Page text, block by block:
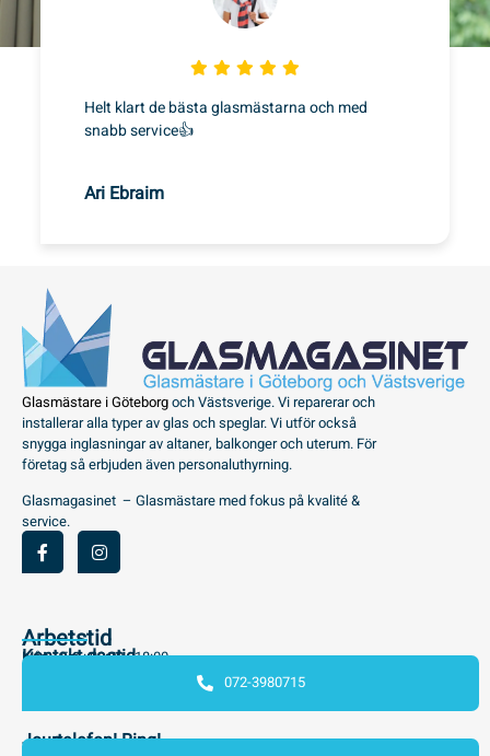
Helt klart de bästa glasmästarna och med
snabb service👍
Ari Ebraim
Glasmästare i Göteborgoch Västsverige. Vi reparerar och
installerar alla typer av glas och speglar. Vi utför också
snygga inglasningar av altaner, balkonger och uterum. För
företag så erbjuden även personaluthyrning.
Glasmagasinet – Glasmästare med fokus på kvalité &
service.
Arbetstid
Mån - Fre : 08:00 - 18:00
Kontakt dagtid
072-3980715
Jourtelefon! Ring!